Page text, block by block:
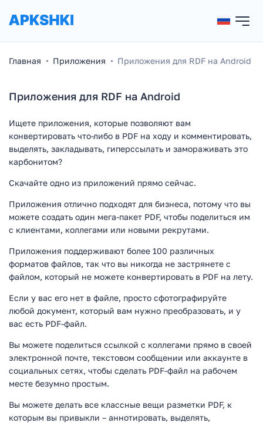
Главная Приложения Приложения для RDF на Android
Приложения для RDF на Android
Ищете приложения, которые позволяют вам
конвертировать что-либо в PDF на ходу и комментировать,
выделять, закладывать, гиперссылать и замораживать это
карбонитом?
Скачайте одно из приложений прямо сейчас.
Приложения отлично подходят для бизнеса, потому что вы
можете создать один мега-пакет PDF, чтобы поделиться им
с клиентами, коллегами или новыми рекрутами.
Приложения поддерживают более 100 различных
форматов файлов, так что вы никогда не застрянете с
файлом, который не можете конвертировать в PDF на лету.
Если у вас его нет в файле, просто сфотографируйте
любой документ, который вам нужно преобразовать, и у
вас есть PDF-файл.
Вы можете поделиться ссылкой с коллегами прямо в своей
электронной почте, текстовом сообщении или аккаунте в
социальных сетях, чтобы сделать PDF-файл на рабочем
месте безумно простым.
Вы можете делать все классные вещи разметки PDF, к
которым вы привыкли – аннотировать, выделять,